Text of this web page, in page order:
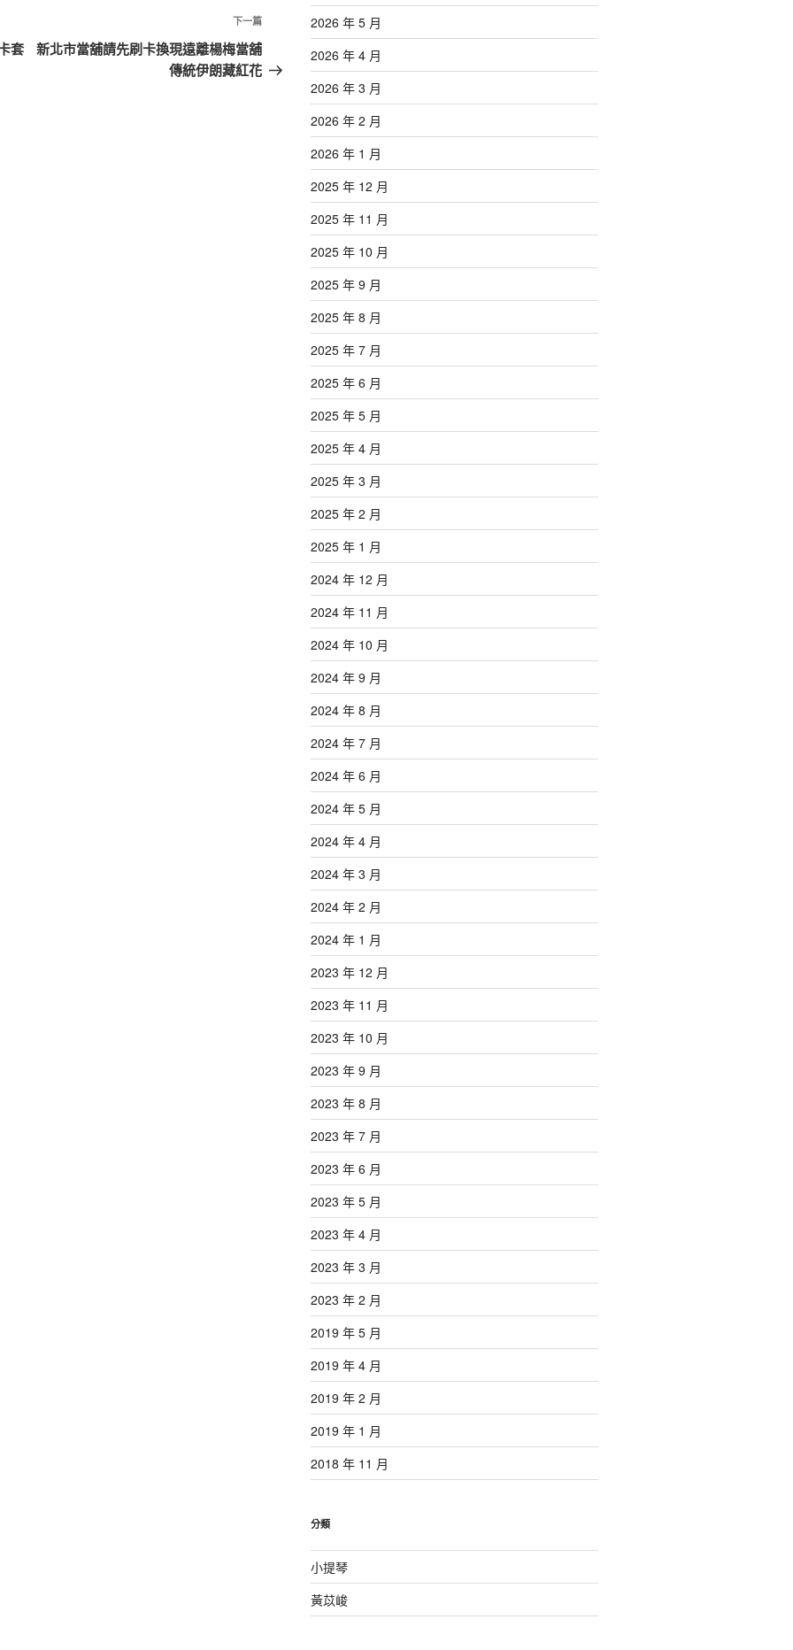
套
下
一
篇
下一篇
新北市當舖請先刷卡換現遠離楊梅當舖
傳統伊朗藏紅花
2026 年 5 月
2026 年 4 月
2026 年 3 月
2026 年 2 月
2026 年 1 月
2025 年 12 月
2025 年 11 月
2025 年 10 月
2025 年 9 月
2025 年 8 月
2025 年 7 月
2025 年 6 月
2025 年 5 月
2025 年 4 月
2025 年 3 月
2025 年 2 月
2025 年 1 月
2024 年 12 月
2024 年 11 月
2024 年 10 月
2024 年 9 月
2024 年 8 月
2024 年 7 月
2024 年 6 月
2024 年 5 月
2024 年 4 月
2024 年 3 月
2024 年 2 月
2024 年 1 月
2023 年 12 月
2023 年 11 月
2023 年 10 月
2023 年 9 月
2023 年 8 月
2023 年 7 月
2023 年 6 月
2023 年 5 月
2023 年 4 月
2023 年 3 月
2023 年 2 月
2019 年 5 月
2019 年 4 月
2019 年 2 月
2019 年 1 月
2018 年 11 月
分類
小提琴
黃苡峻